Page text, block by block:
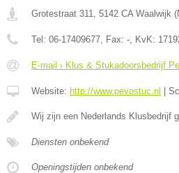
Grotestraat 311 5142 CA Waalwijk (
Tel: 06-17409677 , Fax: - , KvK:
E-mail › Klus & Stukadoorsbedrijf
Website: http://www.pevostuc.nl |
Wij zijn een Nederlands Klusbedrijf
Diensten onbekend
Openingstijden onbekend